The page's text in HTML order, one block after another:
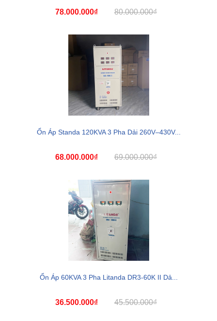
78.000.000₫ 80.000.000₫
Ổn Áp Standa 120KVA 3 Pha Dải 260V–430V...
68.000.000₫ 69.000.000₫
Ổn Áp 60KVA 3 Pha Litanda DR3-60K II Dả...
36.500.000₫ 45.500.000₫